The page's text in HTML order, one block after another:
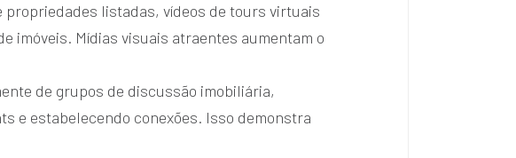
propriedades listadas, vídeos de tours virtuais
imóveis. Mídias visuais atraentes aumentam o
de grupos de discussão imobiliária,
e estabelecendo conexões. Isso demonstra